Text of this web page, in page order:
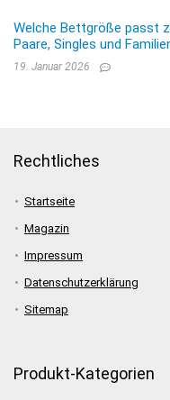
Welche Bettgröße passt
Paare, Singles und
19. Januar 2026
Rechtliches
Startseite
Magazin
Impressum
Datenschutzerklärung
Sitemap
Produkt-Kategorien